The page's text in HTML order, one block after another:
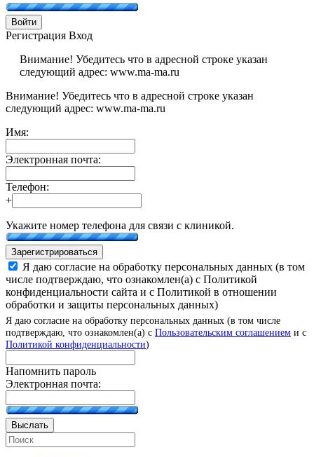
Войти
Регистрация Вход
Внимание! Убедитесь что в адресной строке указан
следующий адрес: www.ma-ma.ru
Внимание! Убедитесь что в адресной строке указан
следующий адрес: www.ma-ma.ru
Имя:
Электронная почта:
Телефон:
+
Укажите номер телефона для связи с клиникой.
Зарегистрироваться
Я даю согласие на обработку персональных данных (в том
числе подтверждаю, что ознакомлен(а) с Политикой
конфиденциальности сайта и с Политикой в отношении
обработки и защиты персональных данных)
Я даю согласие на обработку персональных данных (в том числе
подтверждаю, что ознакомлен(а) с Пользовательским соглашением и с
Политикой конфиденциальности)
Напомнить пароль
Электронная почта:
Выслать